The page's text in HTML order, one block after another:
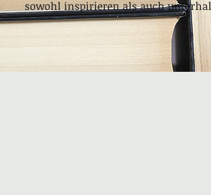
sowohl inspirieren als auch